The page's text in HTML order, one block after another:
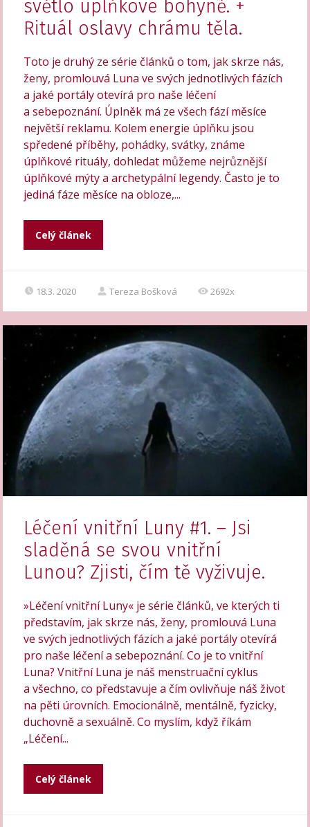
světlo úplňkové bohyně. +
Rituál oslavy chrámu těla.
Toto je druhý ze série článků o tom, jak skrze nás,
ženy, promlouvá Luna ve svých jednotlivých fázích
a jaké portály otevírá pro naše léčení
a sebepoznání. Úplněk má ze všech fází měsíce
největší reklamu. Kolem energie úplňku jsou
spředené příběhy, pohádky, svátky, známe
úplňkové rituály, dohledat můžeme nejrůznější
úplňkové mýty a archetypální legendy. Často je to
jediná fáze měsíce na obloze,...
Celý článek
18.3. 2020 Tereza Bošková 2692x
Léčení vnitřní Luny #1. – Jsi
sladěná se svou vnitřní
Lunou? Zjisti, čím tě vyživuje.
»Léčení vnitřní Luny« je série článků, ve kterých ti
představím, jak skrze nás, ženy, promlouvá Luna
ve svých jednotlivých fázích a jaké portály otevírá
pro naše léčení a sebepoznání. Co je to vnitřní
Luna? Vnitřní Luna je náš menstruační cyklus
a všechno, co představuje a čím ovlivňuje náš život
na pěti úrovních. Emocionálně, mentálně, fyzicky,
duchovně a sexuálně. Co myslím, když říkám
„Léčení...
Celý článek